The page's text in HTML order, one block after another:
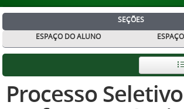
SEÇÕES
ESPAÇO DO ALUNO
Processo